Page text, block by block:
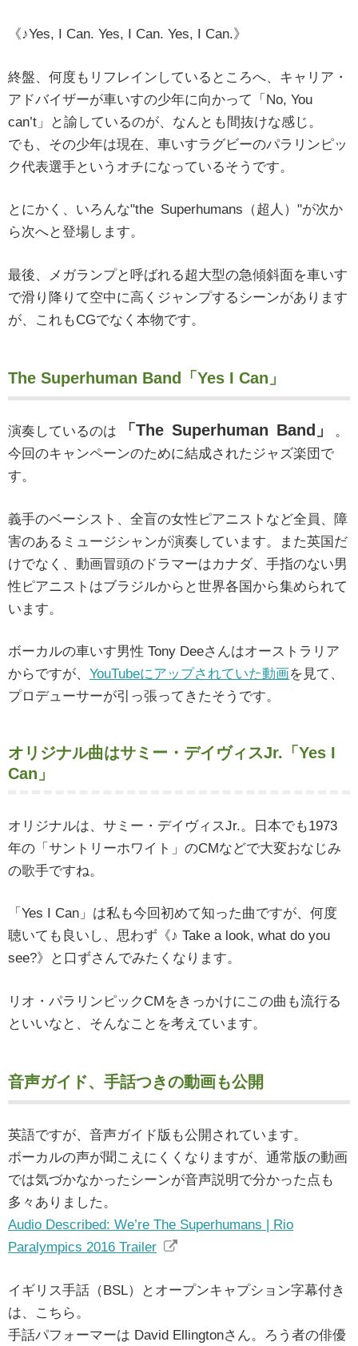
《♪Yes, I Can. Yes, I Can. Yes, I Can.》
終盤、何度もリフレインしているところへ、キャリア・
アドバイザーが車いすの少年に向かって「No, You
can’t」と諭しているのが、なんとも間抜けな感じ。
でも、その少年は現在、車いすラグビーのパラリンピッ
ク代表選手というオチになっているそうです。
とにかく、いろんな"the Superhumans（超人）"が次か
ら次へと登場します。
最後、メガランプと呼ばれる超大型の急傾斜面を車いす
で滑り降りて空中に高くジャンプするシーンがあります
が、これもCGでなく本物です。
The Superhuman Band「Yes I Can」
演奏しているのは 「The Superhuman Band」
。
今回のキャンペーンのために結成されたジャズ楽団で
す。
義手のベーシスト、全盲の女性ピアニストなど全員、障
害のあるミュージシャンが演奏しています。また英国だ
けでなく、動画冒頭のドラマーはカナダ、手指のない男
性ピアニストはブラジルからと世界各国から集められて
います。
ボーカルの車いす男性 Tony Deeさんはオーストラリア
からですが、 YouTubeにアップされていた動画を見て、
プロデューサーが引っ張ってきたそうです。
オリジナル曲はサミー・デイヴィスJr.「Yes I
Can」
オリジナルは、サミー・デイヴィスJr.。日本でも1973
年の「サントリーホワイト」のCMなどで大変おなじみ
の歌手ですね。
「Yes I Can」は私も今回初めて知った曲ですが、何度
聴いても良いし、思わず《♪ Take a look, what do you
see?》と口ずさんでみたくなります。
リオ・パラリンピックCMをきっかけにこの曲も流行る
といいなと、そんなことを考えています。
音声ガイド、手話つきの動画も公開
英語ですが、音声ガイド版も公開されています。
ボーカルの声が聞こえにくくなりますが、通常版の動画
では気づかなかったシーンが音声説明で分かった点も
多々ありました。
Audio Described: We’re The Superhumans | Rio
Paralympics 2016 Trailer
イギリス手話（BSL）とオープンキャプション字幕付き
は、こちら。
手話パフォーマーは David Ellingtonさん。ろう者の俳優